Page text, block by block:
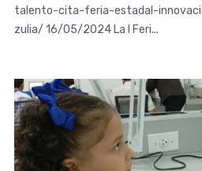
talento-cita-feria-estadal-
zulia/ 16/05/2024 La I Feri...